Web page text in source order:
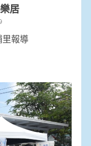
居
里報導